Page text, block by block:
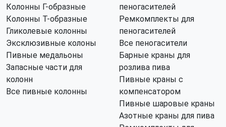
Колонны Г-образные
Колонны Т-образные
Гликолевые колонны
Эксклюзивные колоны
Пивные медальоны
Запасные части для
колонн
Все пивные колонны
пеногасителей
Ремкомплекты для
пеногасителей
Все пеногасители
Барные краны для
розлива пива
Пивные краны с
компенсатором
Пивные шаровые краны
Азотные краны для пива